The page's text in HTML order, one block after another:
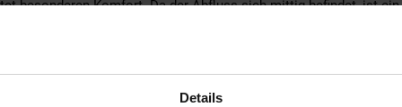
Details
besonderen Komfort. Da der Abfluss sich mittig befindet, ist
Konstruktion kann die Wanne an jedem Ort in deinem